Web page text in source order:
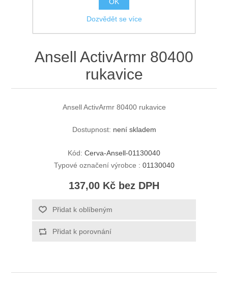
Ansell ActivArmr 80400
rukavice
Ansell ActivArmr 80400 rukavice
Dostupnost: není skladem
Kód: Cerva-Ansell-01130040
Typové označení výrobce : 01130040
137,00 Kč bez DPH
Přidat k oblíbeným
Přidat k porovnání
Dozvědět se více